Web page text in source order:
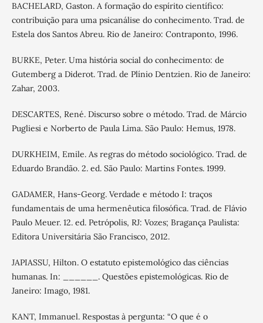
BACHELARD, Gaston. A formação do espírito científico:
contribuição para uma psicanálise do conhecimento. Trad. de
Estela dos Santos Abreu. Rio de Janeiro: Contraponto, 1996.
BURKE, Peter. Uma história social do conhecimento: de
Gutemberg a Diderot. Trad. de Plínio Dentzien. Rio de Janeiro:
Zahar, 2003.
DESCARTES, René. Discurso sobre o método. Trad. de Márcio
Pugliesi e Norberto de Paula Lima. São Paulo: Hemus, 1978.
DURKHEIM, Emile. As regras do método sociológico. Trad. de
Eduardo Brandão. 2. ed. São Paulo: Martins Fontes. 1999.
GADAMER, Hans-Georg. Verdade e método I: traços
fundamentais de uma hermenêutica filosófica. Trad. de Flávio
Paulo Meuer. 12. ed. Petrópolis, RJ: Vozes; Bragança Paulista:
Editora Universitária São Francisco, 2012.
JAPIASSU, Hilton. O estatuto epistemológico das ciências
humanas. In: ______. Questões epistemológicas. Rio de
Janeiro: Imago, 1981.
KANT, Immanuel. Respostas à pergunta: “O que é o